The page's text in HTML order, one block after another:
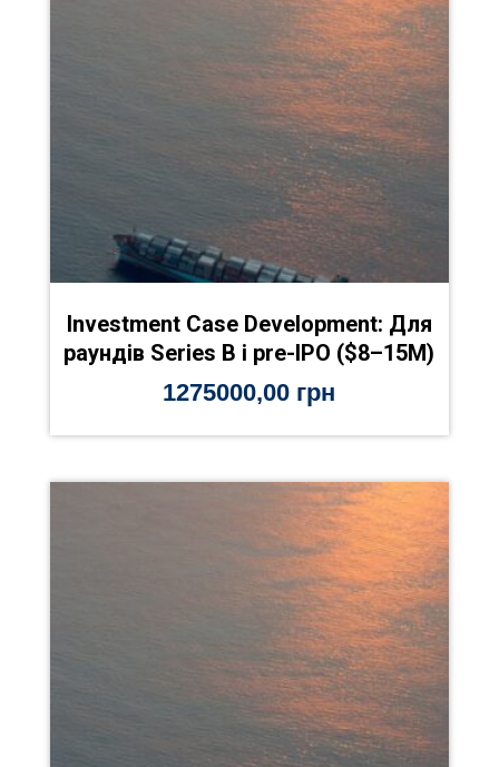
Investment Case Development: Для
раундів Series B і pre-IPO ($8–15M)
1275000,00 грн